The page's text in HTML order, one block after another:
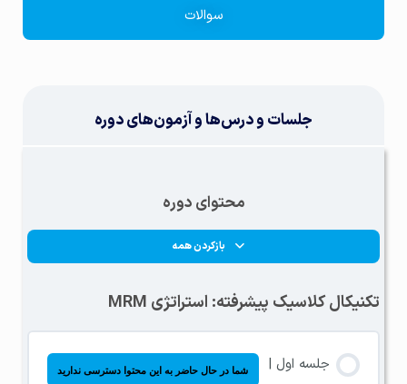
سوالات
جلسات و درس‌ها و آزمون‌های دوره
محتوای دوره
بازکردن همه
تکنیکال کلاسیک پیشرفته: استراتژی MRM
جلسه اول |
شما در حال حاضر به این محتوا دسترسی ندارید